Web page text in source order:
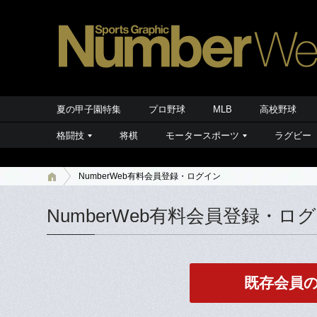
夏の甲子園特集 プロ野球 MLB 高校野球
格闘技 将棋 モータースポーツ ラグビー
NumberWeb有料会員登録・ログイン
NumberWeb有料会員登録・ロ
既存会員